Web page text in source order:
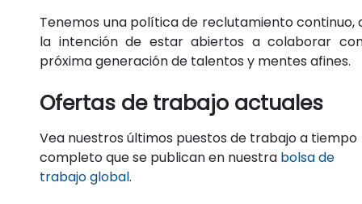
Tenemos una política de reclutamiento continuo,
la intención de estar abiertos a colaborar
próxima generación de talentos y mentes afines.
Ofertas de trabajo actuales
Vea nuestros últimos puestos de trabajo a tiempo
completo que se publican en nuestra bolsa de
trabajo global.